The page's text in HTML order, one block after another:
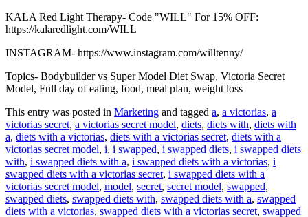
KALA Red Light Therapy- Code "WILL" For 15% OFF:
https://kalaredlight.com/WILL
INSTAGRAM- https://www.instagram.com/willtenny/
Topics- Bodybuilder vs Super Model Diet Swap, Victoria Secret
Model, Full day of eating, food, meal plan, weight loss
This entry was posted in Marketing and tagged a, a victorias, a
victorias secret, a victorias secret model, diets, diets with, diets with
a, diets with a victorias, diets with a victorias secret, diets with a
victorias secret model, i, i swapped, i swapped diets, i swapped diets
with, i swapped diets with a, i swapped diets with a victorias, i
swapped diets with a victorias secret, i swapped diets with a
victorias secret model, model, secret, secret model, swapped,
swapped diets, swapped diets with, swapped diets with a, swapped
diets with a victorias, swapped diets with a victorias secret, swapped